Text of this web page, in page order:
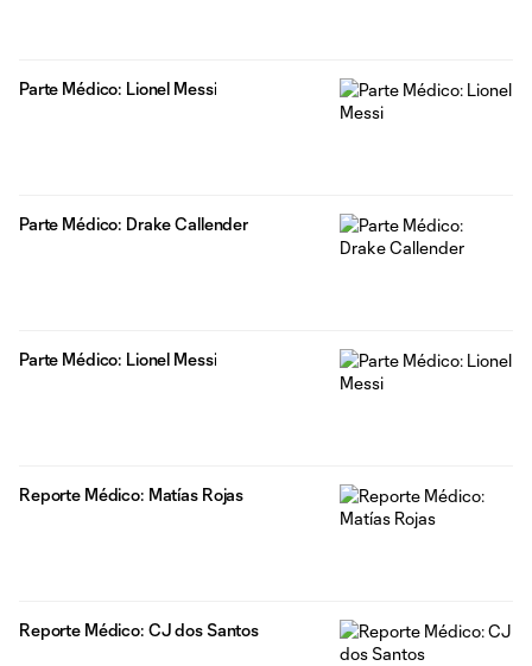
Parte Médico: Lionel Messi
Parte Médico: Drake Callender
Parte Médico: Lionel Messi
Reporte Médico: Matías Rojas
Reporte Médico: CJ dos Santos